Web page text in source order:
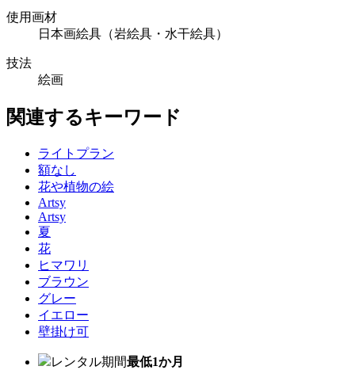
使用画材
日本画絵具（岩絵具・水干絵具）
技法
絵画
関連するキーワード
ライトプラン
額なし
花や植物の絵
Artsy
Artsy
夏
花
ヒマワリ
ブラウン
グレー
イエロー
壁掛け可
レンタル期間最低1か月